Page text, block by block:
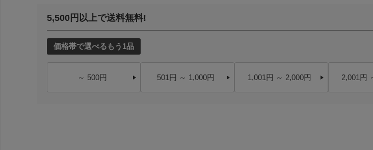
5,500円以上で送料無料!
価格帯で選べるもう1品
～ 500円 501円 ～ 1,000円 1,001円 ～ 2,000円 2,001円